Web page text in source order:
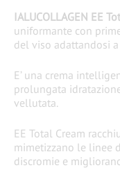
IALUCOLLAGEN EE
uniformante con
del viso adattandosi
E’ una crema
prolungata
vellutata.
EE Total Cream
mimetizzano le linee
discromie e